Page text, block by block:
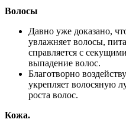
Волосы
Давно уже доказано,
увлажняет волосы,
справляется с
выпадение волос.
Благотворно
укрепляет волосяную
роста волос.
Кожа.